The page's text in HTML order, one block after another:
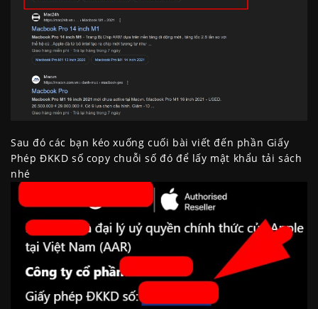
Sau đó các bạn kéo xuống cuối bài viết đến phần Giấy
Phép ĐKKD số copy chuỗi số đó để lấy mật khẩu tải sách
nhé